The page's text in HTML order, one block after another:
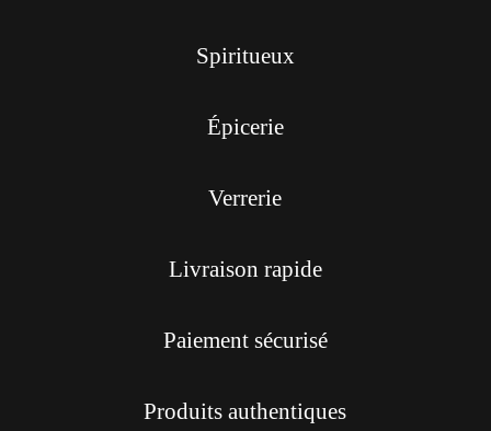
Spiritueux
Épicerie
Verrerie
Livraison rapide
Paiement sécurisé
Produits authentiques